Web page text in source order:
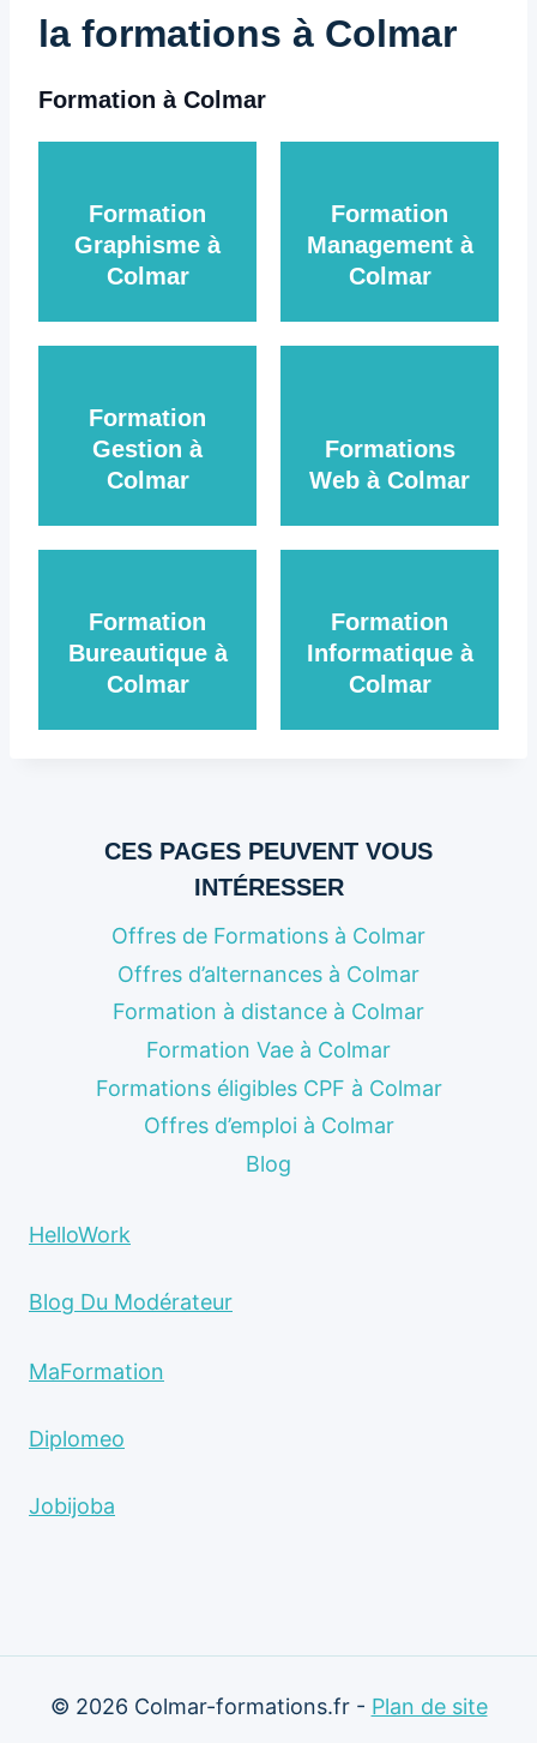
la formations à Colmar
Formation à Colmar
Formation
Graphisme à
Colmar
Formation
Management à
Colmar
Formation
Gestion à
Colmar
Formations
Web à Colmar
Formation
Bureautique à
Colmar
Formation
Informatique à
Colmar
CES PAGES PEUVENT VOUS
INTÉRESSER
Offres de Formations à Colmar
Offres d’alternances à Colmar
Formation à distance à Colmar
Formation Vae à Colmar
Formations éligibles CPF à Colmar
Offres d’emploi à Colmar
Blog
HelloWork
Blog Du Modérateur
MaFormation
Diplomeo
Jobijoba
© 2026 Colmar-formations.fr - Plan de site